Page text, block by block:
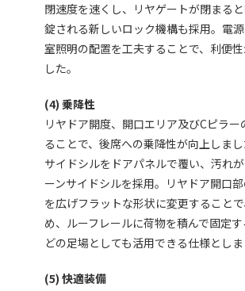
閉速度を速くし、リヤゲートが閉まる
錠される新しいロック機構も採用。電
室照明の配置を工夫することで、利便
した。
(4) 乗降性
リヤドア開度、開口エリア及びCピラ
ることで、後席への乗降性が向上しまし
サイドシルをドアパネルで覆い、汚れ
ーンサイドシルを採用。リヤドア開口
を広げフラットな形状に変更すること
め、ルーフレールに荷物を積んで固定
どの足場としても活用できる仕様としま
(5) 快適装備